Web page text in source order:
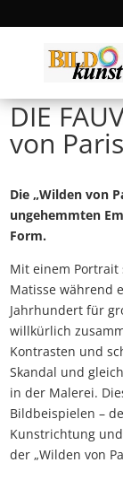
DIE
von
Die „Wilden von
ungehemmten
Form.
Mit einem Portrait
Matisse während
Jahrhundert für
willkürlich
Kontrasten und
Skandal und
in der Malerei.
Bildbeispielen –
Kunstrichtung
der „Wilden von